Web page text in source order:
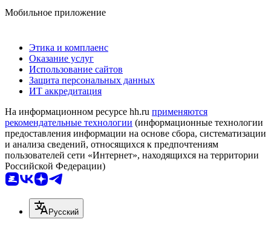
Мобильное приложение
Этика и комплаенс
Оказание услуг
Использование сайтов
Защита персональных данных
ИТ аккредитация
На информационном ресурсе hh.ru применяются
рекомендательные технологии (информационные технологии
предоставления информации на основе сбора, систематизации
и анализа сведений, относящихся к предпочтениям
пользователей сети «Интернет», находящихся на территории
Российской Федерации)
Русский